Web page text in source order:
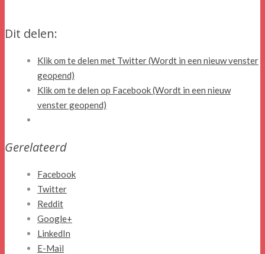
Dit delen:
Klik om te delen met Twitter (Wordt in een nieuw venster
geopend)
Klik om te delen op Facebook (Wordt in een nieuw
venster geopend)
Gerelateerd
Facebook
Twitter
Reddit
Google+
LinkedIn
E-Mail